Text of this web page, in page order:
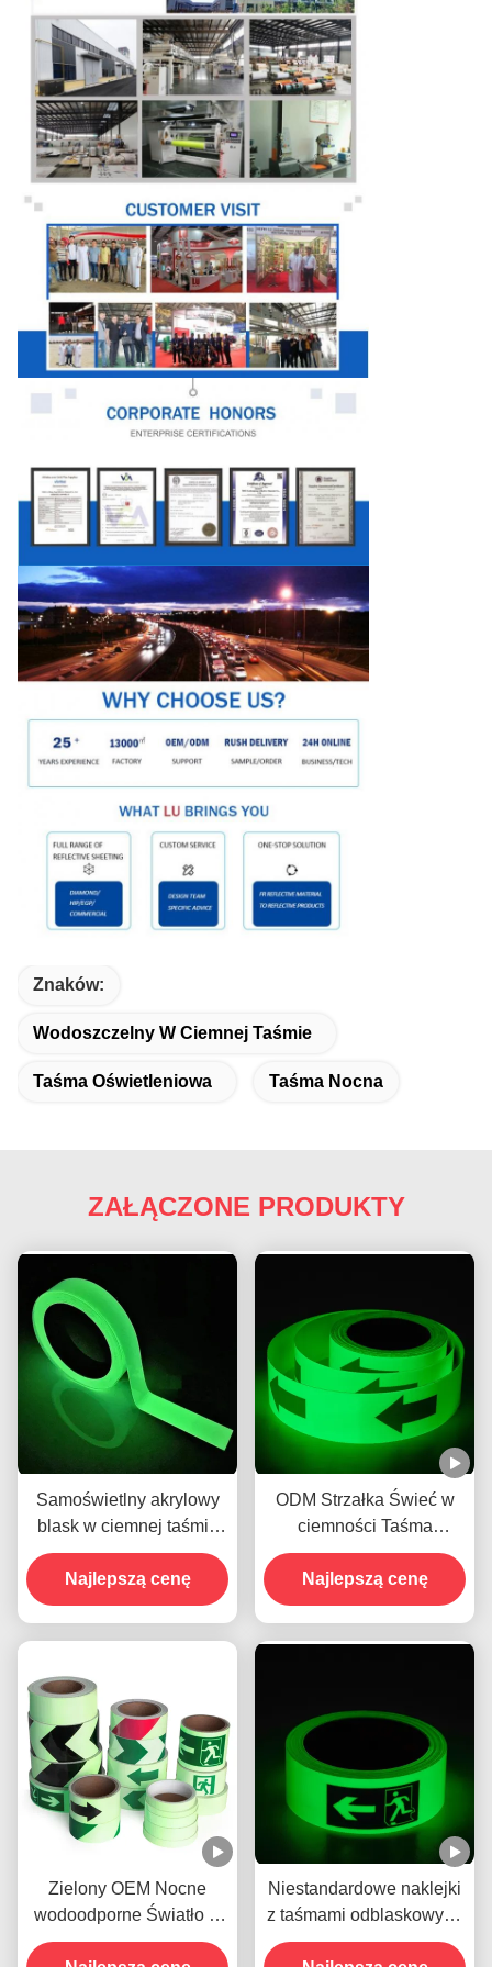
Znaków:
Wodoszczelny W Ciemnej Taśmie
Taśma Oświetleniowa Taśma Nocna
ZAŁĄCZONE PRODUKTY
Samoświetlny akrylowy
blask w ciemnej taśmie
do kaczki drukowalnej
Najlepszą cenę
ODM Strzałka Świeć w
ciemności Taśma
naklejkowa dla
ostrzeżenia nocnego
Najlepszą cenę
Zielony OEM Nocne
wodoodporne Światło w
ciemnej taśmie
Niestandardowe naklejki
z taśmami odblaskowymi
do chodników